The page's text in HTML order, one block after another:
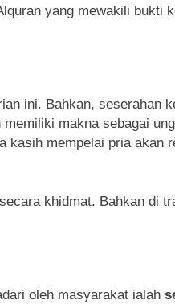
yang mewakili bukti
ini. Bahkan, seserahan
makna sebagai
kasih mempelai pria akan
khidmat. Bahkan di
oleh masyarakat ialah